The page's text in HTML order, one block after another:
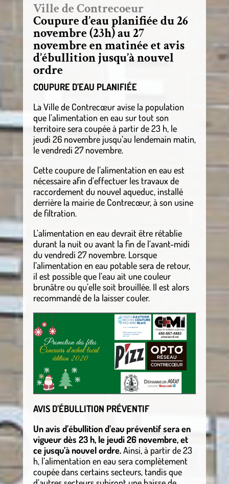
Ville de Contrecoeur
Coupure d’eau planifiée du 26
novembre (23h) au 27
novembre en matinée et avis
d’ébullition jusqu’à nouvel
ordre
COUPURE D’EAU PLANIFIÉE
La Ville de Contrecœur avise la population
que l’alimentation en eau sur tout son
territoire sera coupée à partir de 23 h, le
jeudi 26 novembre jusqu’au lendemain matin,
le vendredi 27 novembre.
Cette coupure de l’alimentation en eau est
nécessaire afin d’effectuer les travaux de
raccordement du nouvel aqueduc, installé
derrière la mairie de Contrecœur, à son usine
de filtration.
L’alimentation en eau devrait être rétablie
durant la nuit ou avant la fin de l’avant-midi
du vendredi 27 novembre. Lorsque
l’alimentation en eau potable sera de retour,
il est possible que l’eau ait une couleur
brunâtre ou qu’elle soit brouillée. Il est alors
recommandé de la laisser couler.
AVIS D’ÉBULLITION PRÉVENTIF
Un avis d’ébullition d’eau préventif sera en
vigueur dès 23 h, le jeudi 26 novembre, et
ce jusqu’à nouvel ordre.Ainsi, à partir de 23
h, l’alimentation en eau sera complètement
coupée dans certains secteurs, tandis que